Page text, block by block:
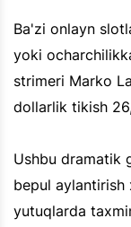
Ba'zi onlayn
yoki
strimeri Marko
dollarlik tikish
Ushbu dramatik
bepul
yutuqlarda